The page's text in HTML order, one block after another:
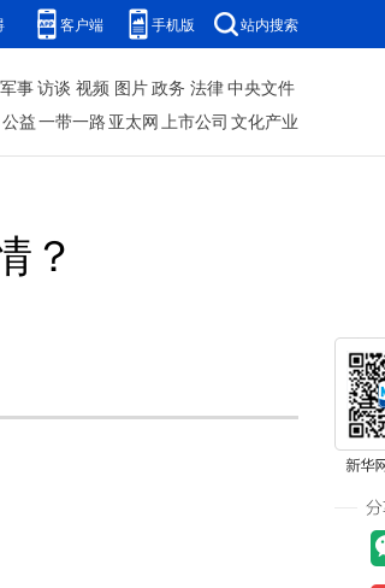
客户端 手机版 站内搜索
军事访谈 视频 图片政务 法律中央文件
公益一带一路 亚太网上市公司 文化产业
？